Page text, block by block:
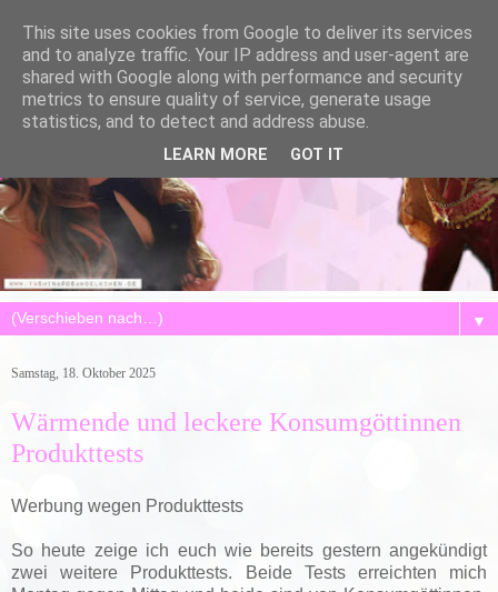
▼
Samstag, 18. Oktober 2025
Wärmende und leckere Konsumgöttinnen
Produkttests
Werbung wegen Produkttests
So heute zeige ich euch wie bereits gestern angekündigt
zwei weitere Produkttests. Beide Tests erreichten mich
This site uses cookies from Google to deliver its services
and to analyze traffic. Your IP address and user-agent are
shared with Google along with performance and security
metrics to ensure quality of service, generate usage
statistics, and to detect and address abuse.
LEARN MORE GOT IT